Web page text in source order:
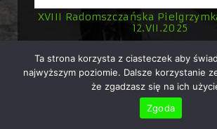
XVIII Radomszczańska
12.VII.2025
Copyright © 2026 Rowerowo.pl -
Radomska
Ta strona korzysta z ciasteczek aby
najwyższym poziomie. Dalsze korzystanie
że zgadzasz się na ich
Zgoda